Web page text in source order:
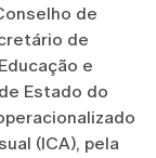
de
de
e
Estado do
(ICA), pela